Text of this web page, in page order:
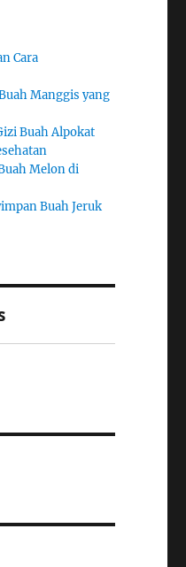
Cara
Manggis yang
Buah Alpokat
Melon di
Buah Jeruk